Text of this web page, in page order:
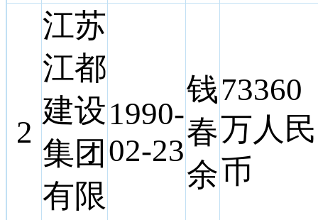
2
江苏
江都
建设
集团
有限
1990-
02-23
钱
春
余
73360
万人民
币